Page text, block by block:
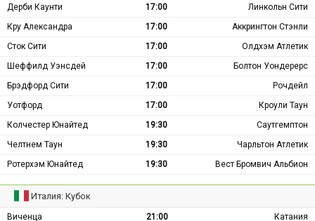
Дерби Каунти
17:00
Линкольн Сити
Кру Александра
17:00
Аккрингтон Стэнли
Сток Сити
17:00
Олдхэм Атлетик
Шеффилд Уэнсдей
17:00
Болтон Уондерерс
Брэдфорд Сити
17:00
Рочдейл
Уотфорд
17:00
Кроули Таун
Колчестер Юнайтед
19:30
Саутгемптон
Челтнем Таун
19:30
Чарльтон Атлетик
Ротерхэм Юнайтед
19:30 Вест Бромвич Альбион
Италия: Кубок
Виченца 21:00
Катания